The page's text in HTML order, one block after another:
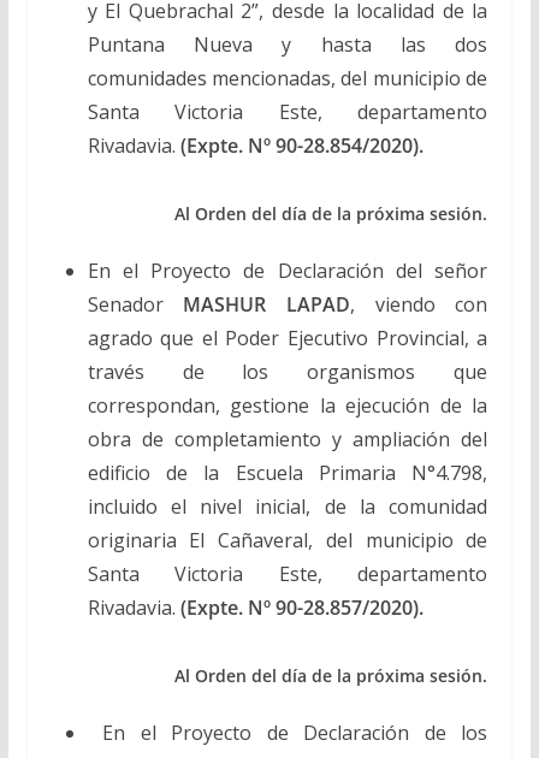
y El Quebrachal 2”, desde la localidad de la
Puntana Nueva y hasta las dos
comunidades mencionadas, del municipio de
Santa Victoria Este, departamento
Rivadavia. (Expte. Nº 90-28.854/2020).
Al Orden del día de la próxima sesión.
En el Proyecto de Declaración del señor
Senador MASHUR LAPAD, viendo con
agrado que el Poder Ejecutivo Provincial, a
través de los organismos que
correspondan, gestione la ejecución de la
obra de completamiento y ampliación del
edificio de la Escuela Primaria N°4.798,
incluido el nivel inicial, de la comunidad
originaria El Cañaveral, del municipio de
Santa Victoria Este, departamento
Rivadavia. (Expte. Nº 90-28.857/2020).
Al Orden del día de la próxima sesión.
En el Proyecto de Declaración de los